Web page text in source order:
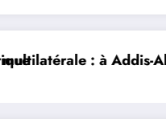
Mme Nialé Kaba
𝐉𝐎𝐉 𝐃𝐀𝐊𝐀𝐑